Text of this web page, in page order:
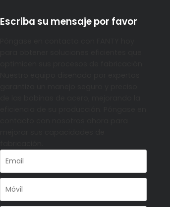
Escriba su mensaje por favor